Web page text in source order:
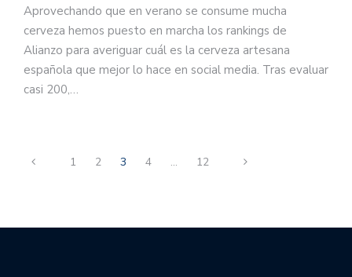
Aprovechando que en verano se consume mucha
cerveza hemos puesto en marcha los rankings de
Alianzo para averiguar cuál es la cerveza artesana
española que mejor lo hace en social media. Tras evaluar
casi 200,…
1 2 3 4 … 12